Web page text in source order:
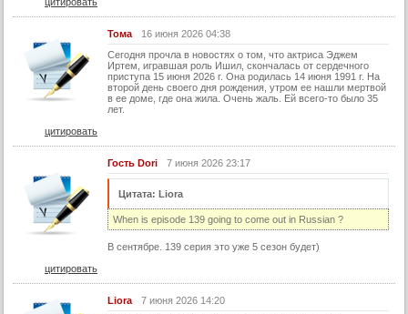
22 серия (суб)
23 серия
23 серия (суб)
24 серия
25 серия
25 серия (суб)
26 серия
27 серия
27 серия (суб)
Тома
16 июня 2026 04:38
Сегодня прочла в новостях о том, что актриса Эджем
Иртем, игравшая роль Ишил, скончалась от сердечного
приступа 15 июня 2026 г. Она родилась 14 июня 1991 г. На
второй день своего дня рождения, утром ее нашли мертвой
в ее доме, где она жила. Очень жаль. Ей всего-то было 35
лет.
цитировать
Гость Dori 7 июня 2026 23:17
Цитата: Liora
When is episode 139 going to come out in Russian ?
В сентябре. 139 серия это уже 5 сезон будет)
цитировать
Liora
7 июня 2026 14:20